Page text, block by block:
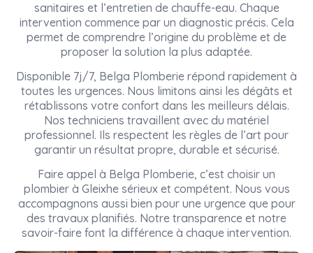
sanitaires et l’entretien de chauffe-eau. Chaque
intervention commence par un diagnostic précis. Cela
permet de comprendre l’origine du problème et de
proposer la solution la plus adaptée.
Disponible 7j/7, Belga Plomberie répond rapidement à
toutes les urgences. Nous limitons ainsi les dégâts et
rétablissons votre confort dans les meilleurs délais.
Nos techniciens travaillent avec du matériel
professionnel. Ils respectent les règles de l’art pour
garantir un résultat propre, durable et sécurisé.
Faire appel à Belga Plomberie, c’est choisir un
plombier à Gleixhe sérieux et compétent. Nous vous
accompagnons aussi bien pour une urgence que pour
des travaux planifiés. Notre transparence et notre
savoir-faire font la différence à chaque intervention.